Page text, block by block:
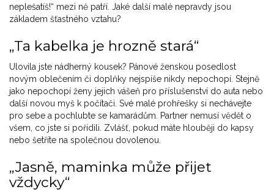
neplešatíš!“ mezi ně patří. Jaké další malé nepravdy jsou
základem šťastného vztahu?
„Ta kabelka je hrozně stará“
Ulovila jste nádherný kousek? Pánové ženskou posedlost
novým oblečením či doplňky nejspíše nikdy nepochopí. Stejně
jako nepochopí ženy jejich vášeň pro příslušenství do auta nebo
další novou myš k počítači. Své malé prohřešky si nechávejte
pro sebe a pochlubte se kamarádům. Partner nemusí vědět o
všem, co jste si pořídili. Zvlášť, pokud máte hlouběji do kapsy
nebo šetříte na společnou dovolenou.
„Jasně, maminka může přijet
vždycky“